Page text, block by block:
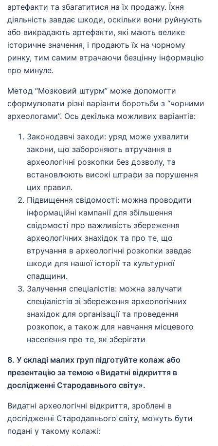
артефакти та збагатитися на їх продажу. Їхня
діяльність завдає шкоди, оскільки вони руйнують
або викрадають артефакти, які мають велике
історичне значення, і продають їх на чорному
ринку, тим самим втрачаючи безцінну інформацію
про минуле.
Метод “Мозковий штурм” може допомогти
сформулювати різні варіанти боротьби з “чорними
археологами”. Ось декілька можливих варіантів:
Законодавчі заходи: уряд може ухвалити
закони, що забороняють втручання в
археологічні розкопки без дозволу, та
встановлюють високі штрафи за порушення
цих правил.
Підвищення свідомості: можна проводити
інформаційні кампанії для збільшення
свідомості про важливість збереження
археологічних знахідок та про те, що
втручання в археологічні розкопки завдає
шкоди для нашої історії та культурної
спадщини.
Залучення спеціалістів: можна залучати
спеціалістів зі збереження археологічних
знахідок для організації та проведення
розкопок, а також для навчання місцевого
населення про те, як зберігати
8. У складі малих груп підготуйте колаж або
презентацію за темою «Видатні відкриття в
дослідженні Стародавнього світу».
Видатні археологічні відкриття, зроблені в
дослідженні Стародавнього світу, можуть бути
подані у такому колажі: